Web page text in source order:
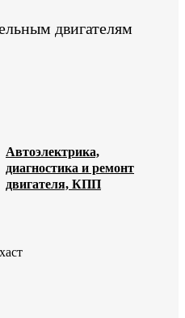
двигателям
Автоэлектрика,
диагностика и ремонт
двигателя, КПП